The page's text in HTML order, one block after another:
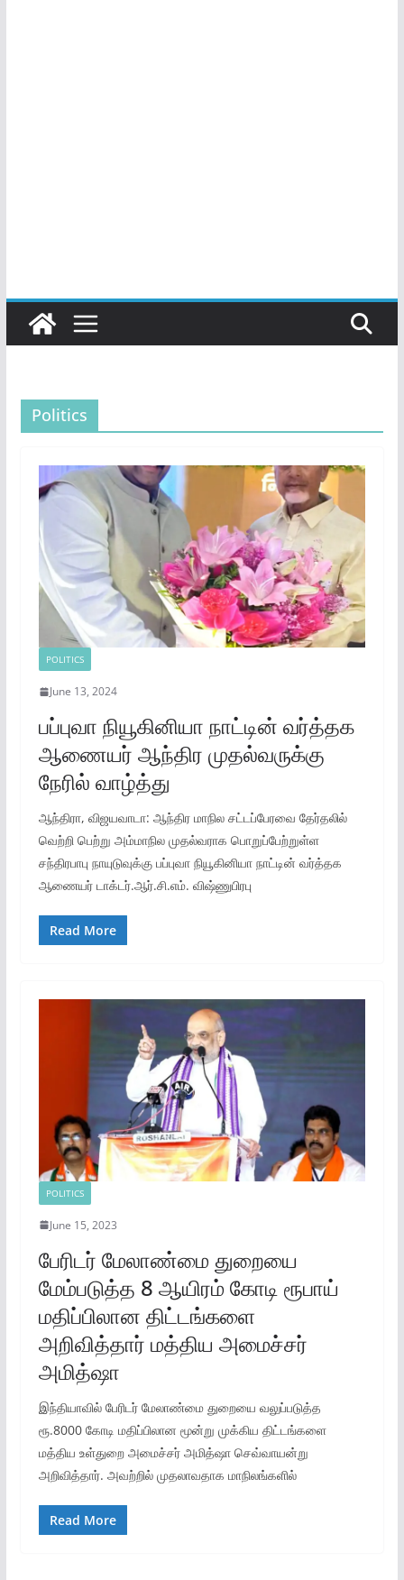
Politics
POLITICS
June 13, 2024
பப்புவா நியூகினியா நாட்டின் வர்த்தக
ஆணையர் ஆந்திர முதல்வருக்கு
நேரில் வாழ்த்து
ஆந்திரா, விஜயவாடா: ஆந்திர மாநில சட்டப்பேரவை தேர்தலில்
வெற்றி பெற்று அம்மாநில முதல்வராக பொறுப்பேற்றுள்ள
சந்திரபாபு நாயுடுவுக்கு பப்புவா நியூகினியா நாட்டின் வர்த்தக
ஆணையர் டாக்டர்.ஆர்.சி.எம். விஷ்ணுபிரபு
Read More
POLITICS
June 15, 2023
பேரிடர் மேலாண்மை துறையை
மேம்படுத்த 8 ஆயிரம் கோடி ரூபாய்
மதிப்பிலான திட்டங்களை
அறிவித்தார் மத்திய அமைச்சர்
அமித்ஷா
இந்தியாவில் பேரிடர் மேலாண்மை துறையை வலுப்படுத்த
ரூ.8000 கோடி மதிப்பிலான மூன்று முக்கிய திட்டங்களை
மத்திய உள்துறை அமைச்சர் அமித்ஷா செவ்வாயன்று
அறிவித்தார். அவற்றில் முதலாவதாக மாநிலங்களில்
Read More